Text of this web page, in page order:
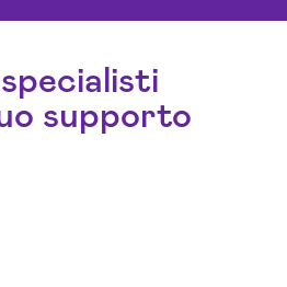
supporto